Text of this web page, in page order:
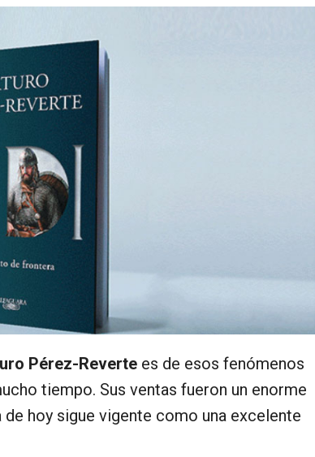
Pérez-Reverte es de esos fenómenos
tiempo. Sus ventas fueron un enorme
hoy sigue vigente como una excelente